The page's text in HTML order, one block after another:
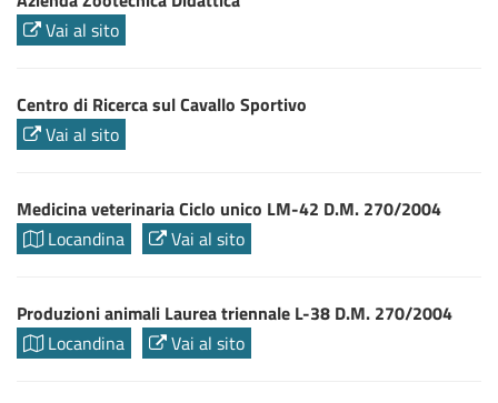
Vai al sito
Centro di Ricerca sul Cavallo Sportivo
Vai al sito
Medicina veterinaria Ciclo unico LM-42 D.M. 270/2004
Locandina
Vai al sito
Produzioni animali Laurea triennale L-38 D.M. 270/2004
Locandina
Vai al sito